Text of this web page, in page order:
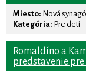
Miesto: Nová
Kategória: Pre deti
Romaldíno a
predstavenie